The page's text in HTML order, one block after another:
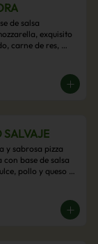
de salsa
exquisito
carne de res,
SALVAJE
y sabrosa pizza
base de salsa
pollo y queso